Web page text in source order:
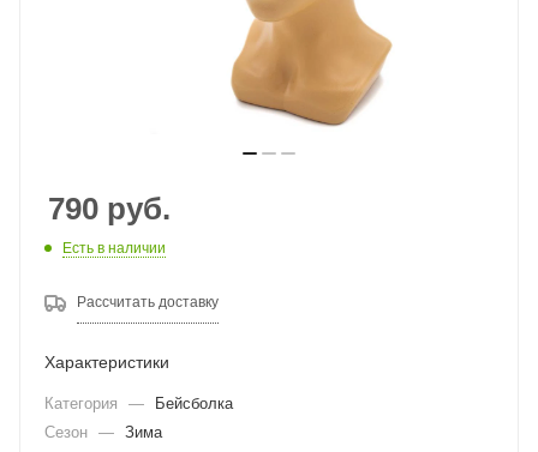
790 руб.
Есть в наличии
Рассчитать доставку
Характеристики
Категория —
Бейсболка
Сезон — Зима